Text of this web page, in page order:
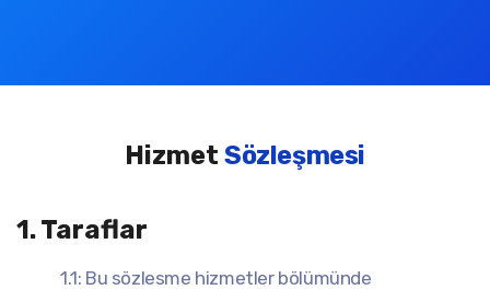
Hizmet Sözleşmesi
1. Taraflar
1.1: Bu sözlesme hizmetler bölümünde